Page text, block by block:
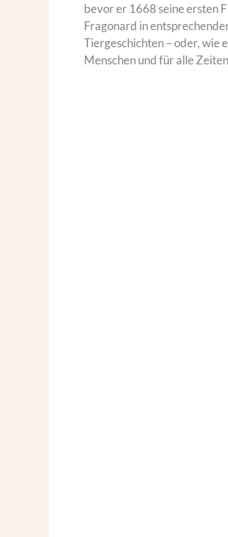
bevor er 1668 seine ersten
Fragonard in
Tiergeschichten – oder, wie
Menschen und für alle